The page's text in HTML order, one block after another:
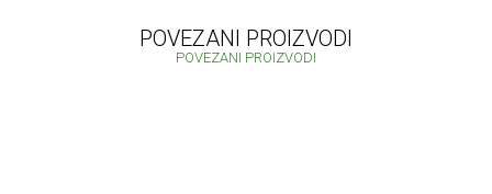
POVEZANI PROIZVODI
POVEZANI PROIZVODI